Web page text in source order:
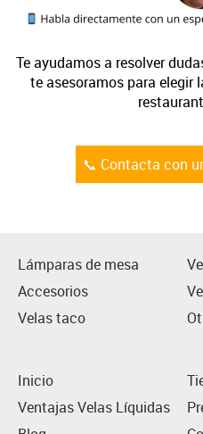
Te ayudamos a resolver
te asesoramos para elegir
📞 Contacta con
Lámparas de mesa
Accesorios
Velas taco
Inicio
Ventajas Velas Líquidas